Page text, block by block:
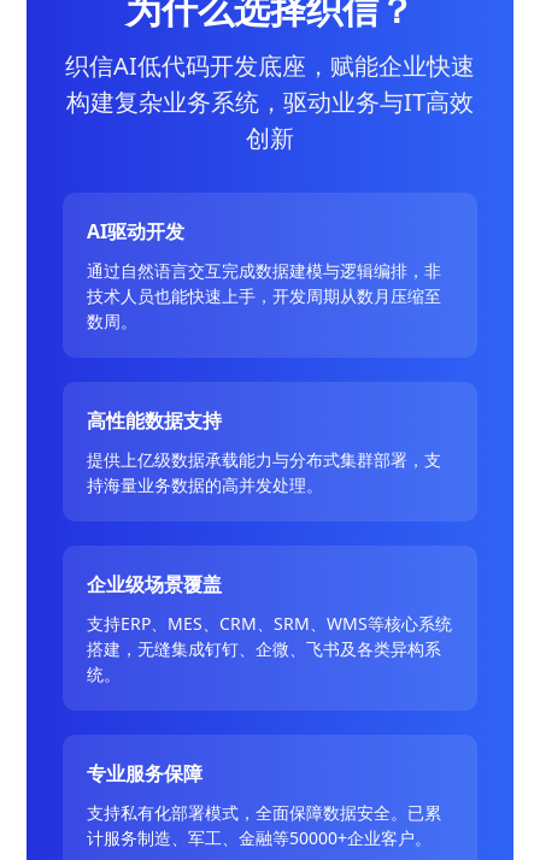
织信AI低代码开发底座，赋能企业快速
构建复杂业务系统，驱动业务与IT高效
创新
AI驱动开发
通过自然语言交互完成数据建模与逻辑编排，非
技术人员也能快速上手，开发周期从数月压缩至
数周。
高性能数据支持
提供上亿级数据承载能力与分布式集群部署，支
持海量业务数据的高并发处理。
企业级场景覆盖
支持ERP、MES、CRM、SRM、WMS等核心系统
搭建，无缝集成钉钉、企微、飞书及各类异构系
统。
专业服务保障
支持私有化部署模式，全面保障数据安全。已累
计服务制造、军工、金融等50000+企业客户。